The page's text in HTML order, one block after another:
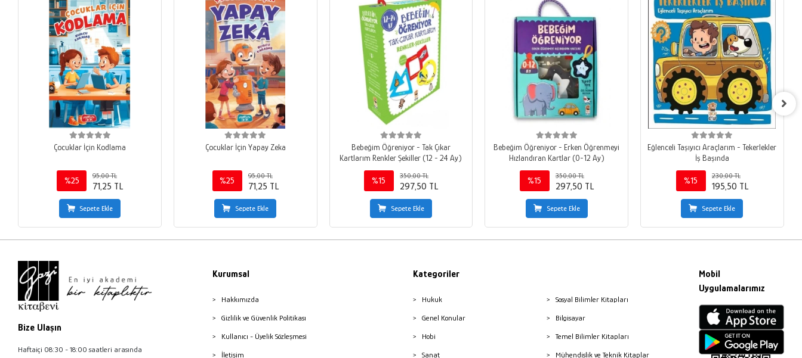
Çocuklar İçin Kodlama
%25
95,00 TL
71,25 TL
Sepete Ekle
Çocuklar İçin Yapay Zeka
%25
95,00 TL
71,25 TL
Sepete Ekle
Bebeğim Öğreniyor - Tak Çıkar
Kartlarım Renkler Şekiller (12 - 24 Ay)
%15
350,00 TL
297,50 TL
Sepete Ekle
Bebeğim Öğreniyor - Erken Öğrenmeyi
Hızlandıran Kartlar (0-12 Ay)
%15
350,00 TL
297,50 TL
Sepete Ekle
Eğlenceli Taşıyıcı Araçlarım - Tekerlekler
İş Başında
%15
230,00 TL
195,50 TL
Sepete Ekle
Bize Ulaşın
Haftaiçi 08:30 - 18:00 saatleri arasında
Kurumsal
Hakkımızda
Gizlilik ve Güvenlik Politikası
Kullanıcı - Üyelik Sözleşmesi
İletişim
Kategoriler
Hukuk
Genel Konular
Hobi
Sanat
Sosyal Bilimler Kitapları
Bilgisayar
Temel Bilimler Kitapları
Mühendislik ve Teknik Kitaplar
Mobil
Uygulamalarımız